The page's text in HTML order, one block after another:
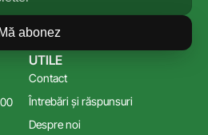
Mă abonez
UTILE
Contact
Întrebări și răspunsuri
Despre noi